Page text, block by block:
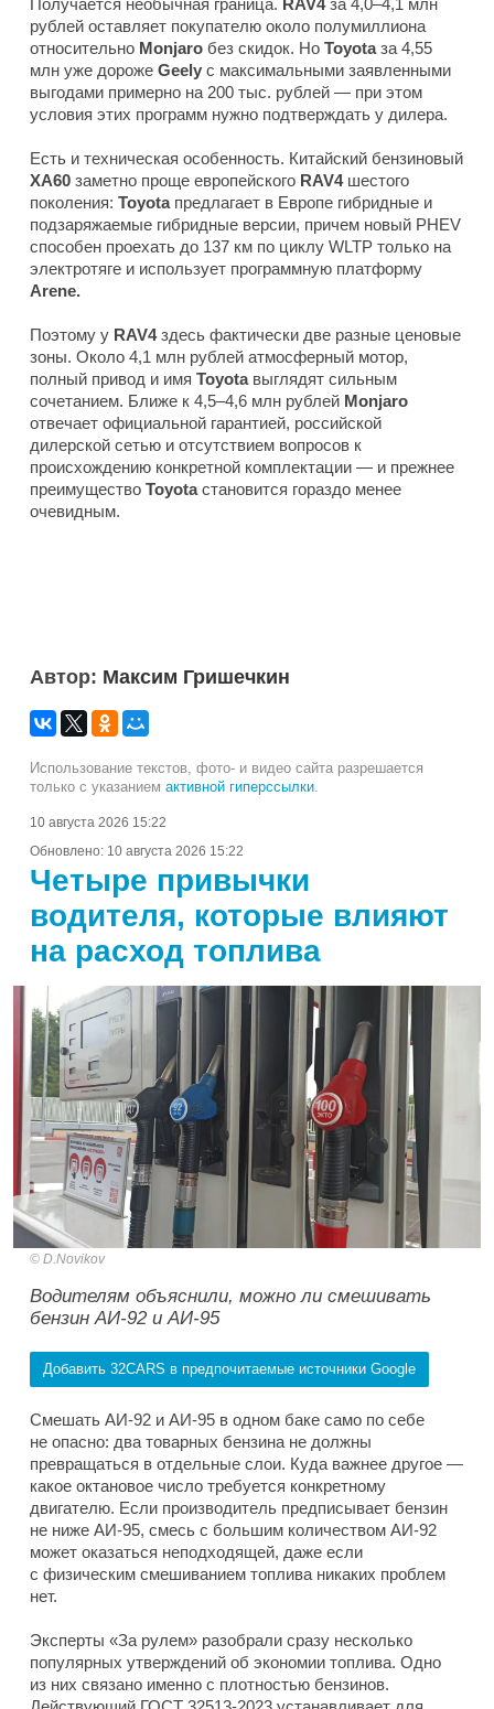
рублей оставляет покупателю около полумиллиона
относительно Monjaro без скидок. Но Toyotaза 4,55
млн уже дороже Geely с максимальными заявленными
выгодами примерно на 200 тыс. рублей — при этом
условия этих программ нужно подтверждать у дилера.
Есть и техническая особенность. Китайский бензиновый
XA60 заметно проще европейского RAV4шестого
поколения: Toyotaпредлагает в Европе гибридные и
подзаряжаемые гибридные версии, причем новый PHEV
способен проехать до 137 км по циклу WLTP только на
электротяге и использует программную платформу
Arene.
Поэтому у RAV4здесь фактически две разные ценовые
зоны. Около 4,1 млн рублей атмосферный мотор,
полный привод и имя Toyotaвыглядят сильным
сочетанием. Ближе к 4,5–4,6 млн рублей Monjaro
отвечает официальной гарантией, российской
дилерской сетью и отсутствием вопросов к
происхождению конкретной комплектации — и прежнее
преимущество Toyotaстановится гораздо менее
очевидным.
Автор: Максим Гришечкин
Использование текстов, фото- и видео сайта разрешается
только с указанием активной гиперссылки
10 августа 2026 15:22
Обновлено: 10 августа 2026 15:22
Четыре привычки
водителя, которые влияют
на расход топлива
D.Novikov
Водителям объяснили, можно ли смешивать
бензин АИ-92 и АИ-95
Добавить 32CARS в предпочитаемые источники Google
Смешать АИ-92 и АИ-95 в одном баке само по себе
не опасно: два товарных бензина не должны
превращаться в отдельные слои. Куда важнее другое —
какое октановое число требуется конкретному
двигателю. Если производитель предписывает бензин
не ниже АИ-95, смесь с большим количеством АИ-92
может оказаться неподходящей, даже если
с физическим смешиванием топлива никаких проблем
нет.
Эксперты «За рулем» разобрали сразу несколько
популярных утверждений об экономии топлива. Одно
из них связано именно с плотностью бензинов.